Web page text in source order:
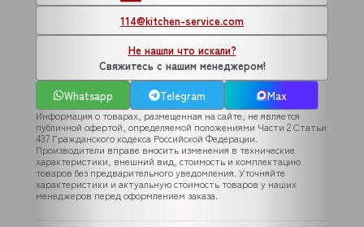
114@kitchen-service.com
Не нашли что искали?
Свяжитесь с нашим менеджером!
Whatsapp
Telegram Max
Информация о товарах, размещенная на сайте, не является
публичной офертой, определяемой положениями Части 2 Статьи
437 Гражданского кодекса Российской Федерации.
Производители вправе вносить изменения в технические
характеристики, внешний вид, стоимость и комплектацию
товаров без предварительного уведомления. Уточняйте
характеристики и актуальную стоимость товаров у наших
менеджеров перед оформлением заказа.